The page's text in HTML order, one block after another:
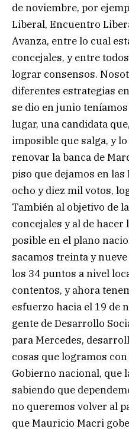
de noviembre, por
Liberal, Encuentro
Avanza, entre lo cual
concejales, y entre
lograr consensos.
diferentes estrategias
se dio en junio
lugar, una candidata
imposible que salga, y
renovar la banca de
piso que dejamos en las
ocho y diez mil votos,
También al objetivo de
concejales y al de
posible en el plano
sacamos treinta y
los 34 puntos a nivel
contentos, y ahora
esfuerzo hacia el 19 de
gente de Desarrollo
para Mercedes,
cosas que logramos
Gobierno nacional, que
sabiendo que
no queremos volver al
que Mauricio Macri